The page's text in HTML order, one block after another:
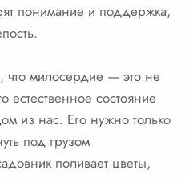
понимание и поддержка,
что милосердие — это не
состояние
из нас. Его нужно только
под грузом
поливает цветы,